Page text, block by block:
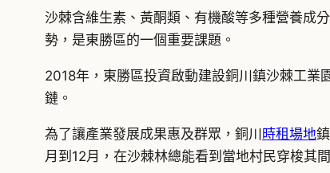
沙棘含維生素、黃酮類、有機酸等多種營養成
勢，是東勝區的一個重要課題。
2018年，東勝區投資啟動建設銅川鎮沙棘工業
鏈。
為了讓產業發展成果惠及群眾，銅川 時租場地
月到12月，在沙棘林總能看到當地村民穿梭其